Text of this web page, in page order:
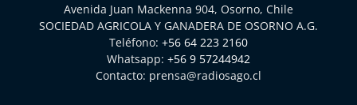
Avenida Juan Mackenna 904, Osorno, Chile
SOCIEDAD AGRICOLA Y GANADERA DE OSORNO A.G.
Teléfono: +56 64 223 2160
Whatsapp: +56 9 57244942
Contacto: prensa@radiosago.cl